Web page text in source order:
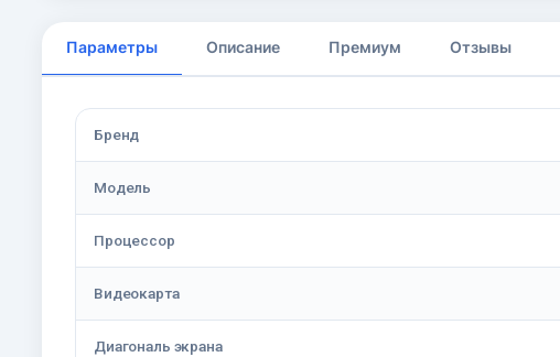
Параметры Описание Премиум Отзывы
Бренд
Модель
Процессор
Видеокарта
Диагональ экрана